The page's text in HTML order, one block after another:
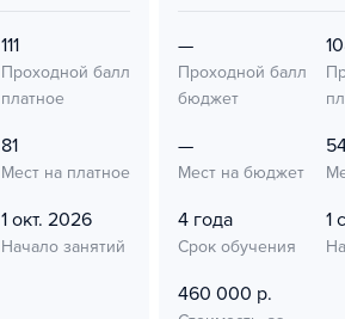
111
Проходной балл
платное
81
Мест на платное
1 окт. 2026
Начало занятий
—
Проходной балл
бюджет
—
Мест на бюджет
4 года
Срок обучения
1
460 000 р.